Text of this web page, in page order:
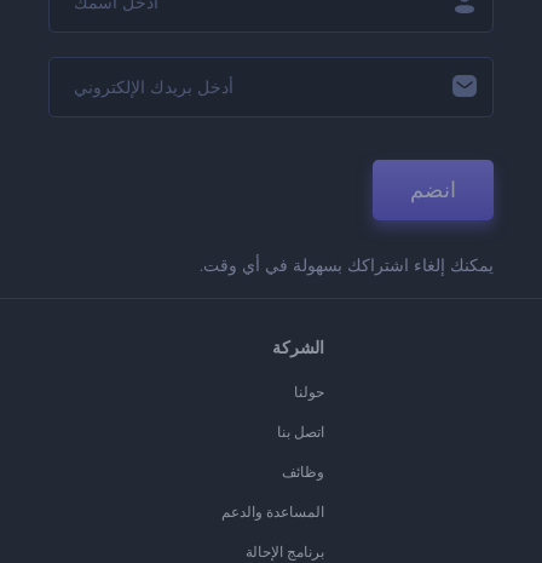
انضم
يمكنك إلغاء اشتراكك بسهولة في أي وقت.
الشركة
حولنا
اتصل بنا
وظائف
المساعدة والدعم
برنامج الإحالة